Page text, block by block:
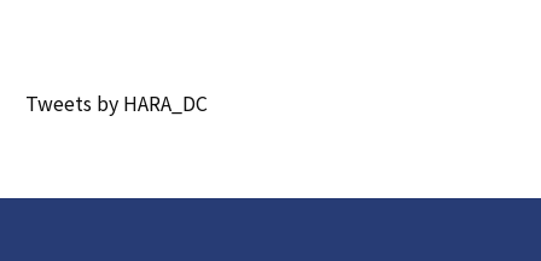
Tweets by HARA_DC